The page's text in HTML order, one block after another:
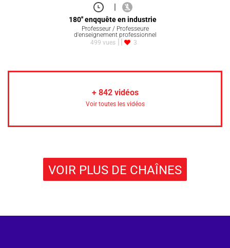
|
180'' enqquête en industrie
Professeur / Professeure
d'enseignement professionnel
499 vues
3
+ 842vidéos
Voir toutes les vidéos
VOIR PLUS DE CHAÎNES